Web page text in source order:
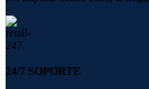
24/7 SOPORTE